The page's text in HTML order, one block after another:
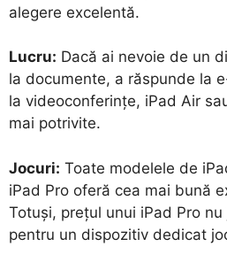
alegere excelentă.
Lucru: Dacă ai nevoie de un
la documente, a răspunde la
la videoconferințe, iPad Air
mai potrivite.
Jocuri: Toate modelele de
iPad Pro oferă cea mai bună
Totuși, prețul unui iPad Pro
pentru un dispozitiv dedicat